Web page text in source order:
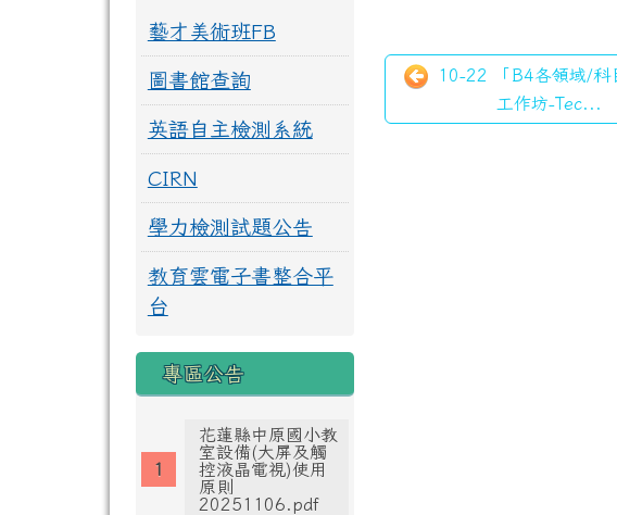
藝才美術班FB
圖書館查詢
英語自主檢測系統
CIRN
學力檢測試題公告
教育雲電子書整合平
台
專區公告
花蓮縣中原國小教
室設備(大屏及觸
控液晶電視)使用
原則
20251106.pdf
10-22 「B4各領域/科
工作坊-Tec...